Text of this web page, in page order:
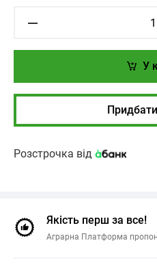
У
Розстрочка від
Якість перш за все!
Аграрна Платформа